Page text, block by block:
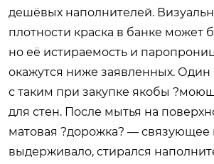
дешёвых наполнителей.
плотности краска в банке может
но её истираемость и
окажутся ниже заявленных. Один
с таким при закупке якобы
для стен. После мытья на
матовая ?дорожка? — связующее
выдерживало, стирался